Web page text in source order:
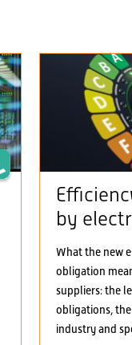
by
What the new
obligation
suppliers: the
obligations,
industry and